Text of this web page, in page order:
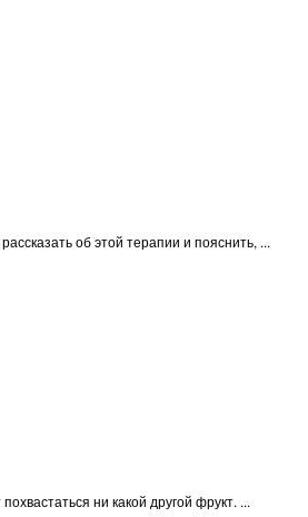
об этой терапии и пояснить, ...
ни какой другой фрукт. ...